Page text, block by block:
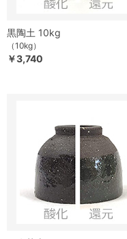
黒陶土 10kg
（10kg）
￥3,740